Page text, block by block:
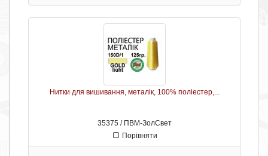
Нитки для вишивання, металік, 100% поліестер,...
35375 / ПВМ-ЗолСвет
Порівняти